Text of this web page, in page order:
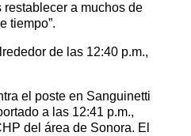
restablecer a muchos de
tiempo”.
de las 12:40 p.m.,
el poste en Sanguinetti
a las 12:41 p.m.,
del área de Sonora. El